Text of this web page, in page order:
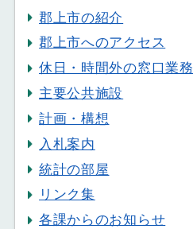
郡上市の紹介
郡上市へのアクセス
休日・時間外の窓口業務
主要公共施設
計画・構想
入札案内
統計の部屋
リンク集
各課からのお知らせ